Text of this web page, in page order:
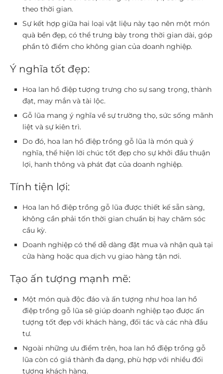
theo thời gian.
Sự kết hợp giữa hai loại vật liệu này tạo nên một món
quà bền đẹp, có thể trưng bày trong thời gian dài, góp
phần tô điểm cho không gian của doanh nghiệp.
Ý nghĩa tốt đẹp:
Hoa lan hồ điệp tượng trưng cho sự sang trọng, thành
đạt, may mắn và tài lộc.
Gỗ lũa mang ý nghĩa về sự trường thọ, sức sống mãnh
liệt và sự kiên trì.
Do đó, hoa lan hồ điệp trồng gỗ lũa là món quà ý
nghĩa, thể hiện lời chúc tốt đẹp cho sự khởi đầu thuận
lợi, hanh thông và phát đạt của doanh nghiệp.
Tính tiện lợi:
Hoa lan hồ điệp trồng gỗ lũa được thiết kế sẵn sàng,
không cần phải tốn thời gian chuẩn bị hay chăm sóc
cầu kỳ.
Doanh nghiệp có thể dễ dàng đặt mua và nhận quà tại
cửa hàng hoặc qua dịch vụ giao hàng tận nơi.
Tạo ấn tượng mạnh mẽ:
Một món quà độc đáo và ấn tượng như hoa lan hồ
điệp trồng gỗ lũa sẽ giúp doanh nghiệp tạo được ấn
tượng tốt đẹp với khách hàng, đối tác và các nhà đầu
tư.
Ngoài những ưu điểm trên, hoa lan hồ điệp trồng gỗ
lũa còn có giá thành đa dạng, phù hợp với nhiều đối
tượng khách hàng.